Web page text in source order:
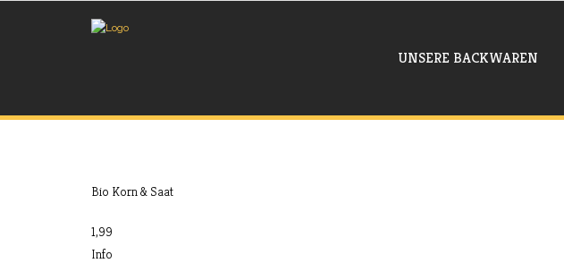
UNSERE BACKWAREN
Bio Korn & Saat
1,99
Info